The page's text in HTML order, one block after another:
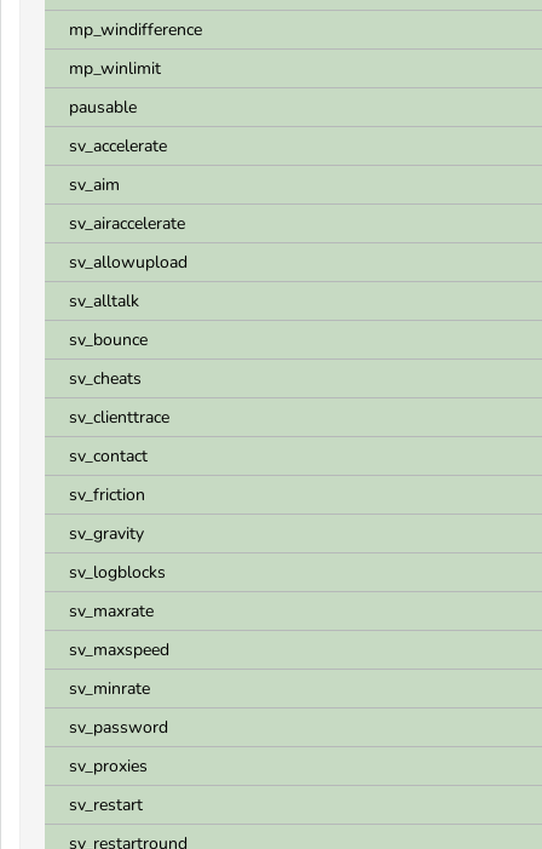
mp_windifference
mp_winlimit
pausable
sv_accelerate
sv_aim
sv_airaccelerate
sv_allowupload
sv_alltalk
sv_bounce
sv_cheats
sv_clienttrace
sv_contact
sv_friction
sv_gravity
sv_logblocks
sv_maxrate
sv_maxspeed
sv_minrate
sv_password
sv_proxies
sv_restart
sv_restartround